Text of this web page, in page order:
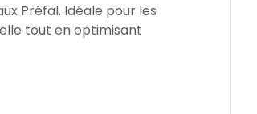
Préfal. Idéale pour les
tout en optimisant